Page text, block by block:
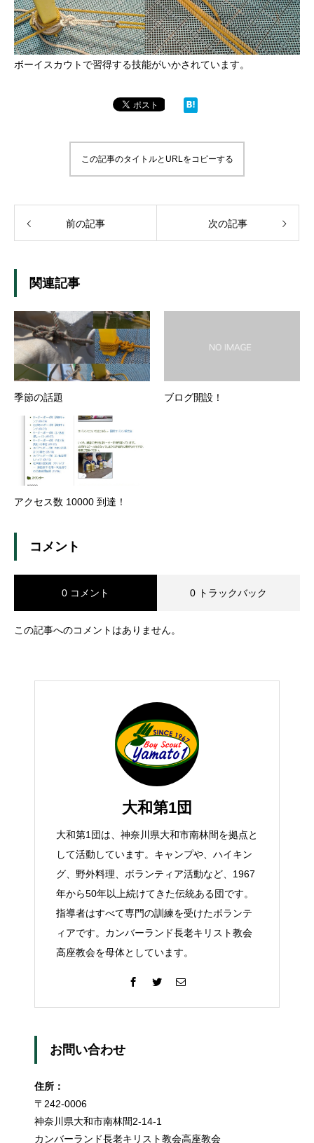
ボーイスカウトで習得する技能がいかされています。
この記事のタイトルとURLをコピーする
前の記事 次の記事
関連記事
季節の話題 ブログ開設！
アクセス数 10000 到達！
コメント
0 コメント 0 トラックバック
この記事へのコメントはありません。
大和第1団
大和第1団は、神奈川県大和市南林間を拠点と
して活動しています。キャンプや、ハイキン
グ、野外料理、ボランティア活動など、1967
年から50年以上続けてきた伝統ある団です。
指導者はすべて専門の訓練を受けたボランテ
ィアです。カンバーランド長老キリスト教会
高座教会を母体としています。
お問い合わせ
住所：
〒242-0006
神奈川県大和市南林間2-14-1
カンバーランド長老キリスト教会高座教会